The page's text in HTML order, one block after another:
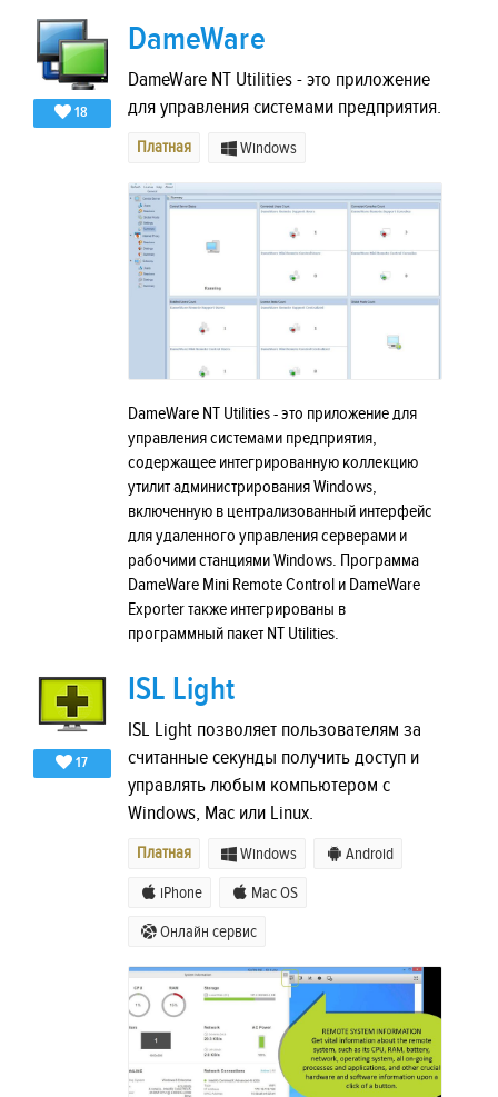
18
DameWare
DameWare NT Utilities - это приложение
для управления системами предприятия.
Платная Windows
DameWare NT Utilities - это приложение для
управления системами предприятия,
содержащее интегрированную коллекцию
утилит администрирования Windows,
включенную в централизованный интерфейс
для удаленного управления серверами и
рабочими станциями Windows. Программа
DameWare Mini Remote Control и DameWare
Exporter также интегрированы в
программный пакет NT Utilities.
17
ISL Light
ISL Light позволяет пользователям за
считанные секунды получить доступ и
управлять любым компьютером с
Windows, Mac или Linux.
Платная Windows Android
iPhone Mac OS
Онлайн сервис